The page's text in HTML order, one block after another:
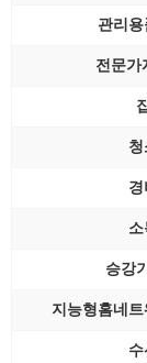
관리용
전문가
청
경
소
승강
지능형홈네트
수